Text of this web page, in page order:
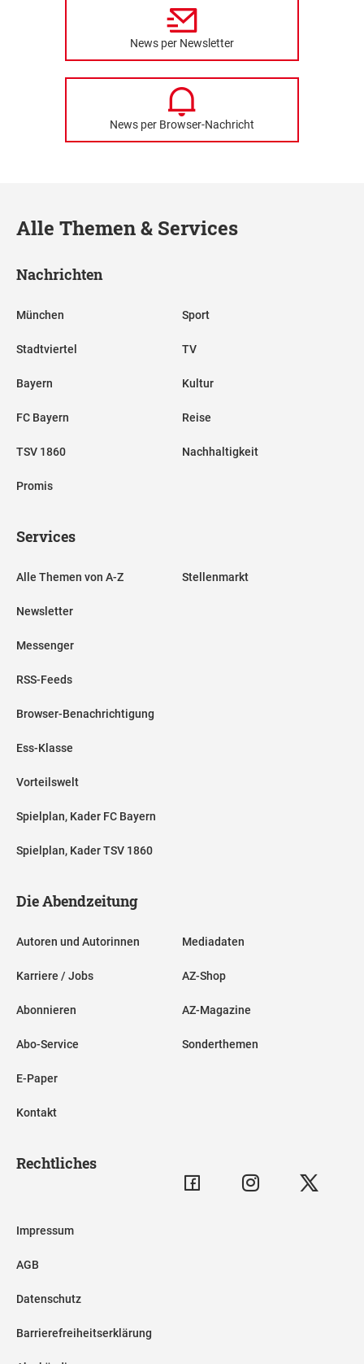
News per Newsletter
News per Browser-Nachricht
Alle Themen & Services
Nachrichten
München
Stadtviertel
Bayern
FC Bayern
TSV 1860
Promis
Sport
TV
Kultur
Reise
Nachhaltigkeit
Services
Alle Themen von A-Z
Newsletter
Messenger
RSS-Feeds
Browser-Benachrichtigung
Ess-Klasse
Vorteilswelt
Spielplan, Kader FC Bayern
Spielplan, Kader TSV 1860
Stellenmarkt
Die Abendzeitung
Autoren und Autorinnen
Karriere / Jobs
Abonnieren
Abo-Service
E-Paper
Kontakt
Mediadaten
AZ-Shop
AZ-Magazine
Sonderthemen
Rechtliches
Impressum
AGB
Datenschutz
Barrierefreiheitserklärung